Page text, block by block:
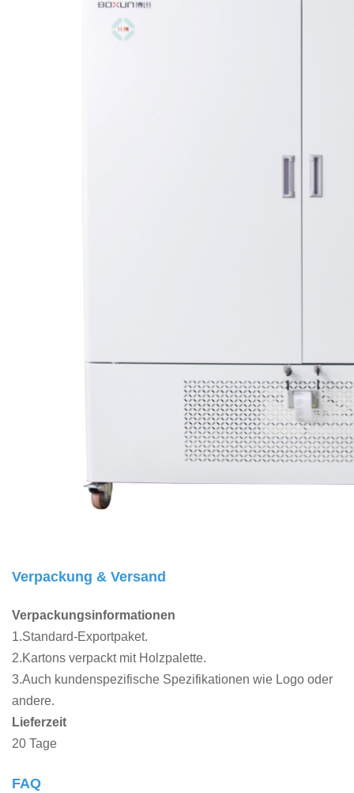
Verpackung & Versand
Verpackungsinformationen
1.Standard-Exportpaket.
2.Kartons verpackt mit Holzpalette.
3.Auch kundenspezifische Spezifikationen wie Logo oder
andere.
Lieferzeit
20 Tage
FAQ